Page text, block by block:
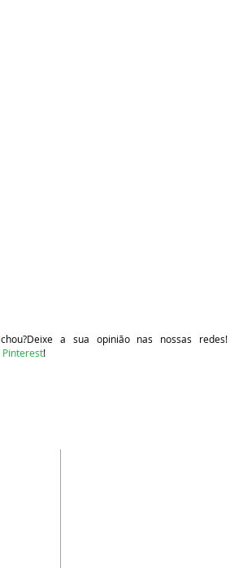
a sua opinião nas nossas redes!
Pinterest!